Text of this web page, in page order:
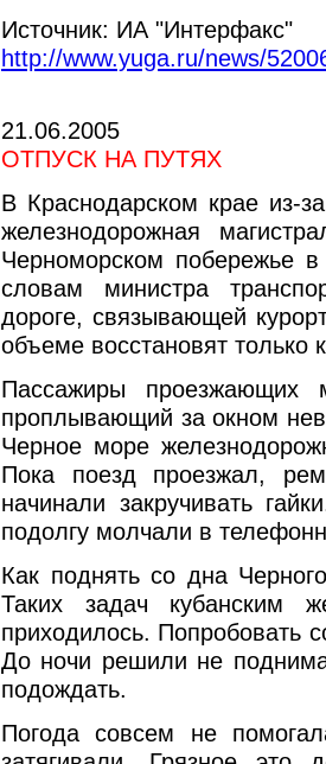
Источник: ИА "Интерфакс"
http://www.yuga.ru/news/
21.06.2005
ОТПУСК НА ПУТЯХ
В Краснодарском крае из-
железнодорожная
Черноморском побережье
словам министра
дороге, связывающей
объеме восстановят только
Пассажиры
проплывающий за окном
Черное море
Пока поезд проезжал,
начинали закручивать
подолгу молчали в
Как поднять со дна
Таких задач кубанским
приходилось. Попробовать
До ночи решили не
подождать.
Погода совсем не